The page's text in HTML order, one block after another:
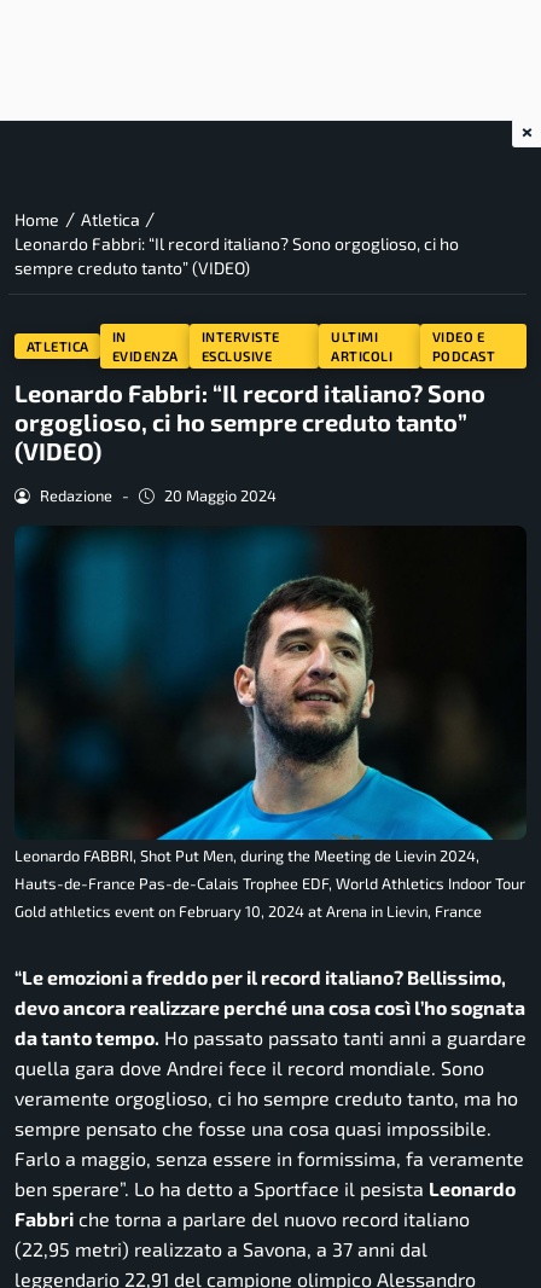
Home / Atletica /
Leonardo Fabbri: “Il record italiano? Sono orgoglioso, ci ho
sempre creduto tanto” (VIDEO)
ATLETICA
IN
EVIDENZA
INTERVISTE
ESCLUSIVE
ULTIMI
ARTICOLI
VIDEO E
PODCAST
Leonardo Fabbri: “Il record italiano? Sono
orgoglioso, ci ho sempre creduto tanto”
(VIDEO)
Redazione - 20 Maggio 2024
Leonardo FABBRI, Shot Put Men, during the Meeting de Lievin 2024,
Hauts-de-France Pas-de-Calais Trophee EDF, World Athletics Indoor Tour
Gold athletics event on February 10, 2024 at Arena in Lievin, France
“Le emozioni a freddo per il record italiano? Bellissimo,
devo ancora realizzare perché una cosa così l’ho sognata
da tanto tempo. Ho passato passato tanti anni a guardare
quella gara dove Andrei fece il record mondiale. Sono
veramente orgoglioso, ci ho sempre creduto tanto, ma ho
sempre pensato che fosse una cosa quasi impossibile.
Farlo a maggio, senza essere in formissima, fa veramente
ben sperare”. Lo ha detto a Sportface il pesista Leonardo
Fabbri che torna a parlare del nuovo record italiano
(22,95 metri) realizzato a Savona, a 37 anni dal
leggendario 22,91 del campione olimpico Alessandro
×